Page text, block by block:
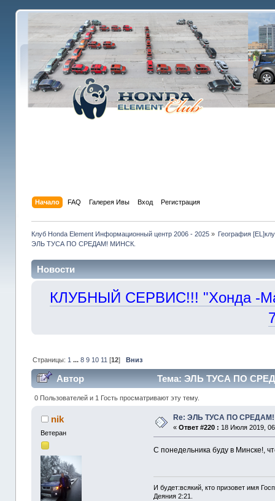
Начало FAQ Галерея Ивы Вход Регистрация
Клуб Honda Element Информационный центр 2006 - 2025» География
ЭЛЬ ТУСА ПО СРЕДАМ! МИНСК.
Новости
КЛУБНЫЙ СЕРВИС!!! "Хонда -
Страницы: 1 ... 8 9 10 11 [12] Вниз
Автор Тема: ЭЛЬ ТУСА ПО
0 Пользователей и 1 Гость просматривают эту тему.
nik
Ветеран
Re: ЭЛЬ ТУСА ПО
«Ответ #220 : 18 Июля 2019,
С понедельника буду в Минске!,
И будет:всякий, кто призовет имя
Деяния 2:21.